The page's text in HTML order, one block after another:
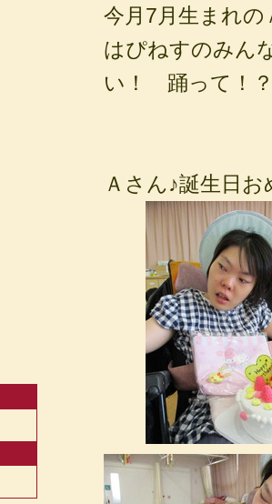
今月7月生まれ
はぴねすのみん
い！ 踊って！
Ａさん♪誕生日